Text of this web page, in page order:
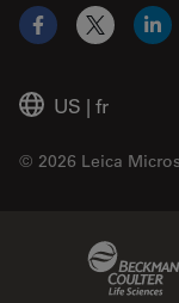
US | fr
© 2026 Leica
Facebook
X